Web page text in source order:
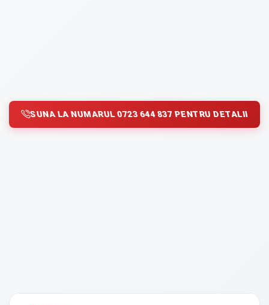
SUNA LA NUMARUL 0723 644 837 PENTRU DETALII